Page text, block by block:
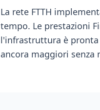
La rete FTTH
tempo. Le prestazioni
l'infrastruttura è
ancora maggiori senza